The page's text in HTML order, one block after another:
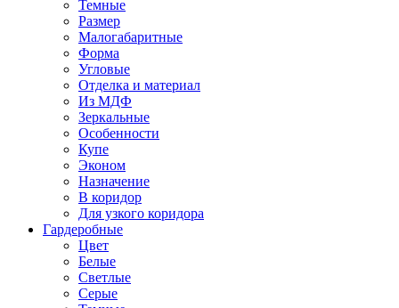
Темные
Размер
Малогабаритные
Форма
Угловые
Отделка и материал
Из МДФ
Зеркальные
Особенности
Купе
Эконом
Назначение
В коридор
Для узкого коридора
Гардеробные
Цвет
Белые
Светлые
Серые